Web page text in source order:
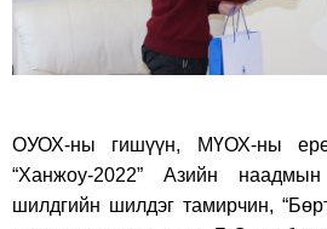
ОУОХ-ны гишүүн, МҮОХ-ны
“Ханжоу-2022” Азийн
шилдгийн шилдэг тамирчин,